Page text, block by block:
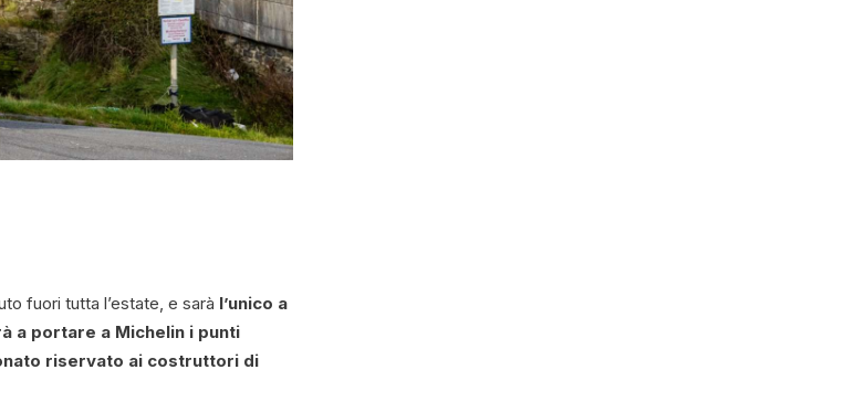
fuori tutta l’estate, e sarà l’unico a
a portare a Michelin i punti
riservato ai costruttori di